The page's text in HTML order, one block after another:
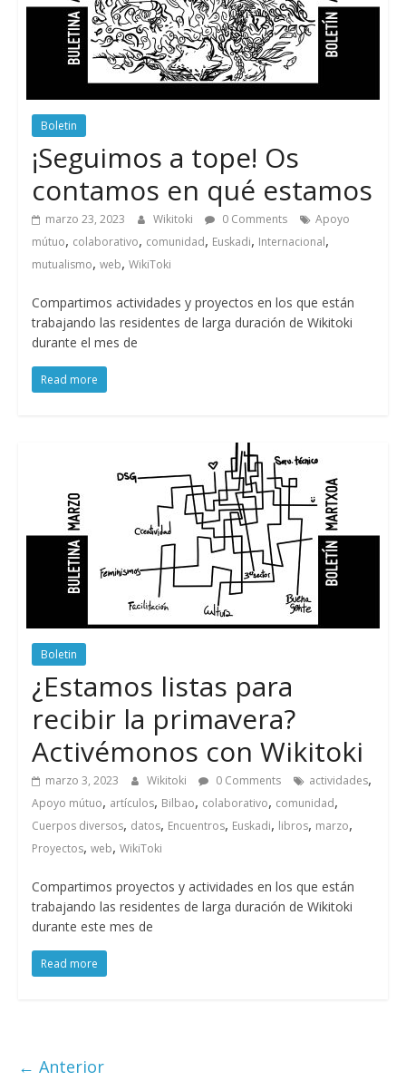
Boletin
¡Seguimos a tope! Os
contamos en qué estamos
marzo 23, 2023 Wikitoki 0 Comments
Apoyo
mútuo, colaborativo, comunidad, Euskadi, Internacional,
mutualismo, web, WikiToki
Compartimos actividades y proyectos en los que están
trabajando las residentes de larga duración de Wikitoki
durante el mes de
Read more
Boletin
¿Estamos listas para
recibir la primavera?
Activémonos con Wikitoki
marzo 3, 2023 Wikitoki 0 Comments actividades,
Apoyo mútuo, artículos, Bilbao, colaborativo, comunidad,
Cuerpos diversos, datos, Encuentros, Euskadi, libros, marzo,
Proyectos, web, WikiToki
Compartimos proyectos y actividades en los que están
trabajando las residentes de larga duración de Wikitoki
durante este mes de
Read more
← Anterior